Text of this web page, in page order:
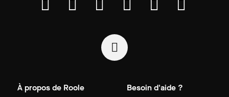
À propos de Roole
Besoin d'aide ?